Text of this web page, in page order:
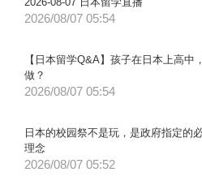
2026/08/07 05:54
【日本留学Q&A】孩子在日本上高中
做？
2026/08/07 05:54
日本的校园祭不是玩，是政府指定
理念
2026/08/07 05:52